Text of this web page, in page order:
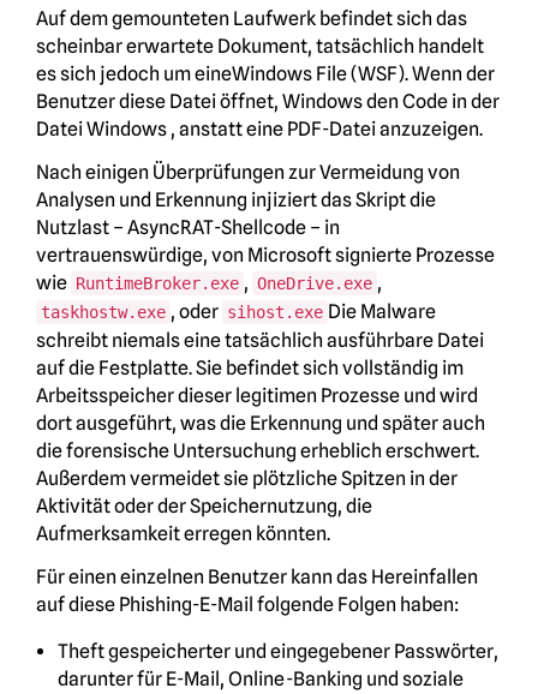
Auf dem gemounteten Laufwerk befindet sich das
scheinbar erwartete Dokument, tatsächlich handelt
es sich jedoch um eineWindows File (WSF). Wenn der
Benutzer diese Datei öffnet, Windows den Code in der
Datei Windows , anstatt eine PDF-Datei anzuzeigen.
Nach einigen Überprüfungen zur Vermeidung von
Analysen und Erkennung injiziert das Skript die
Nutzlast – AsyncRAT-Shellcode – in
vertrauenswürdige, von Microsoft signierte Prozesse
wie RuntimeBroker.exe , OneDrive.exe ,
taskhostw.exe , oder sihost.exe Die Malware
schreibt niemals eine tatsächlich ausführbare Datei
auf die Festplatte. Sie befindet sich vollständig im
Arbeitsspeicher dieser legitimen Prozesse und wird
dort ausgeführt, was die Erkennung und später auch
die forensische Untersuchung erheblich erschwert.
Außerdem vermeidet sie plötzliche Spitzen in der
Aktivität oder der Speichernutzung, die
Aufmerksamkeit erregen könnten.
Für einen einzelnen Benutzer kann das Hereinfallen
auf diese Phishing-E-Mail folgende Folgen haben:
Theft gespeicherter und eingegebener Passwörter,
darunter für E-Mail, Online-Banking und soziale